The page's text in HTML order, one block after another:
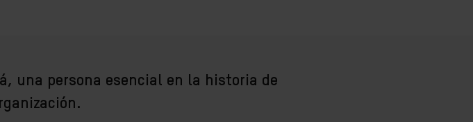
una persona esencial en la historia de